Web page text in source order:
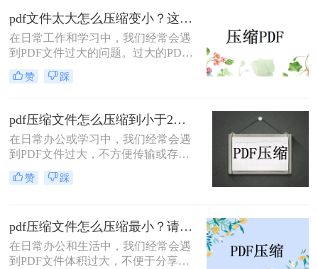
PDF如何压缩5m以下呢？本文将介绍
三种实用的方法，帮助你轻松将PDF
文件压缩至5MB以下。
pdf文件太大怎么压缩变小？这三种方法快来尝试下吧！
在日常工作和学习中，我们经常会遇
到PDF文件过大的问题。过大的PDF
文件不仅占用过多的存储空间，而且
在传输和共享时也极为不便。因此，
为重要。那么pdf文件太大怎么压缩变
小呢？本文将为您介绍三种实用的
PDF压缩方法，帮助您轻松将PDF文
件压缩变小。
赞 踩
pdf压缩文件怎么压缩到小于2M？三种方法教你压缩！
在日常办公或学习中，我们经常会遇
到PDF文件过大，不方便传输或存储
的情况。特别是在一些特定的场合，
如网络上传、邮件发送等，文件大小
到小于2M，显得尤为重要。本文将介
绍几种常用的PDF压缩方法，帮助您
轻松实现这一目标。
赞 踩
pdf压缩文件怎么压缩最小？请收好这些pdf压缩方法！
在日常办公和生活中，我们经常会遇
到PDF文件体积过大，不便于分享、